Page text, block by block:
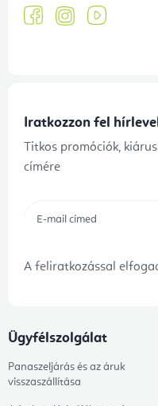
Iratkozzon fel
Titkos promóciók,
címére
A feliratkozással
Ügyfélszolgálat
Panaszeljárás és az áruk
visszaszállítása